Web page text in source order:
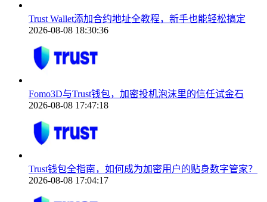
Trust Wallet添加合约地址全教程，新手也能轻松搞定
2026-08-08 18:30:36
Fomo3D与Trust钱包，加密投机泡沫里的信任试金石
2026-08-08 17:47:18
Trust钱包全指南，如何成为加密用户的贴身数字管家？
2026-08-08 17:04:17